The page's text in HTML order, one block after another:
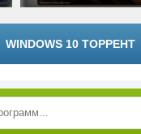
WINDOWS 10 ТОРРЕНТ